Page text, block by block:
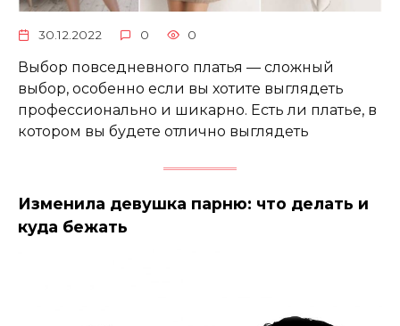
30.12.2022 0 0
Выбор повседневного платья — сложный
выбор, особенно если вы хотите выглядеть
профессионально и шикарно. Есть ли платье, в
котором вы будете отлично выглядеть
Изменила девушка парню: что делать и
куда бежать